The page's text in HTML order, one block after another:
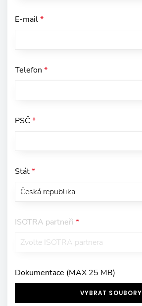
E-mail*
Telefon *
PSČ *
Stát*
ISOTRA partneři *
Dokumentace (MAX 25 MB)
VYBRAT SOUBORY